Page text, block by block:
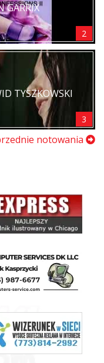
GARRIX
2
TYSZKOWSKI
3
notowania